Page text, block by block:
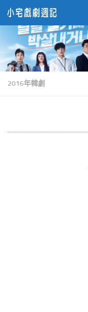
Skip to content
2016年韓劇